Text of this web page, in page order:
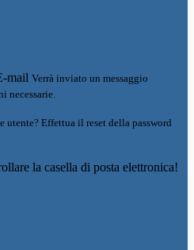
mail Verrà inviato un messaggio
necessarie.
utente? Effettua il reset della password
la casella di posta elettronica!